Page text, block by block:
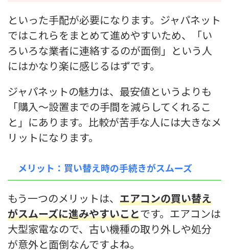
といった手配が必要になります。ジャパネット
ではこれらをまとめて進めやすいため、「い
ろいろな業者に連絡するのが面倒」という人
にはかなり楽に感じるはずです。
ジャパネットの魅力は、最安値というよりも
「購入〜設置までの手間を減らしてくれるこ
と」にあります。比較が苦手な人には大きなメ
リットになります。
メリット：買い替え時の手続きがスムーズ
もう一つのメリットは、 エアコンの買い替え
がスムーズに進みやすいことです。エアコンは
大型家電なので、古い機種の取り外しや処分
が意外と面倒なんですよね。